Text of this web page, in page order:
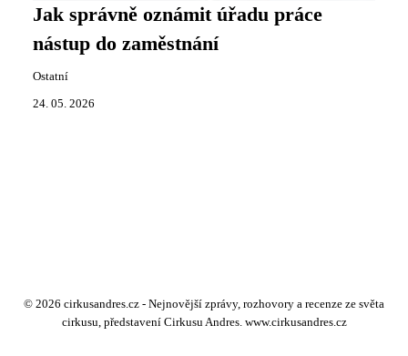
Jak správně oznámit úřadu práce
nástup do zaměstnání
Ostatní
24. 05. 2026
© 2026 cirkusandres.cz - Nejnovější zprávy, rozhovory a recenze ze světa
cirkusu, představení Cirkusu Andres. www.cirkusandres.cz